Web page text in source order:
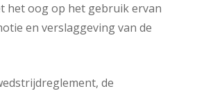
het oog op het gebruik ervan
en verslaggeving van de
de